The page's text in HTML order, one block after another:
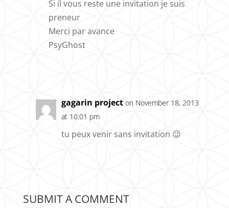
Si il vous reste une invitation je suis
preneur
Merci par avance
PsyGhost
gagarin project on November 18, 2013
at 10:01 pm
tu peux venir sans invitation 😉
SUBMIT A COMMENT